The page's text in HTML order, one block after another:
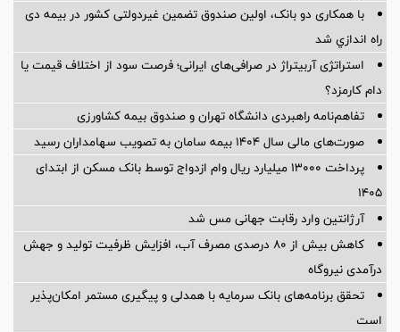
با همکاری دو بانک، اولین صندوق تضمین غیردولتی کشور در بیمه دی
راه اندازي شد
استراتژی آربیتراژ در صرافی‌های ایرانی؛ فرصت سود از اختلاف قیمت یا
دام کارمزد؟
تفاهم‌نامه راهبردی دانشگاه تهران و صندوق بیمه كشاورزی
صورت‌های مالی سال ۱۴۰۴ بیمه سامان به تصویب سهامداران رسید
پرداخت ۱۳۰۰۰ میلیارد ریال وام ازدواج توسط بانک مسکن از ابتدای
۱۴۰۵
آرژانتین وارد رقابت جهانی مس شد
کاهش بیش از ۸۰ درصدی مصرف آب، افزایش ظرفیت تولید و جهش
درآمدی نیروگاه
تحقق برنامه‌های بانک سرمایه با همدلی و پیگیری مستمر امکان‌پذیر
است